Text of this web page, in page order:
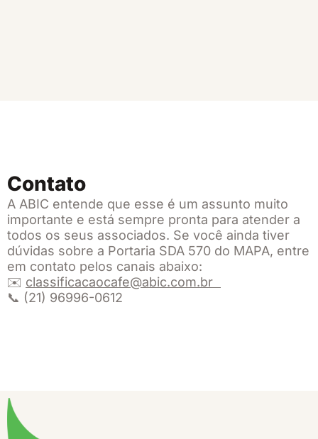
Contato
A ABIC entende que esse é um assunto muito
importante e está sempre pronta para atender a
todos os seus associados. Se você ainda tiver
dúvidas sobre a Portaria SDA 570 do MAPA, entre
em contato pelos canais abaixo:
✉️ classificacaocafe@abic.com.br
📞 (21) 96996-0612